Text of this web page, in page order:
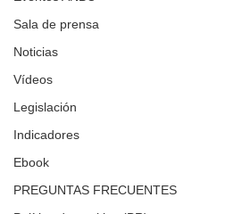
Sala de prensa
Noticias
Vídeos
Legislación
Indicadores
Ebook
PREGUNTAS FRECUENTES